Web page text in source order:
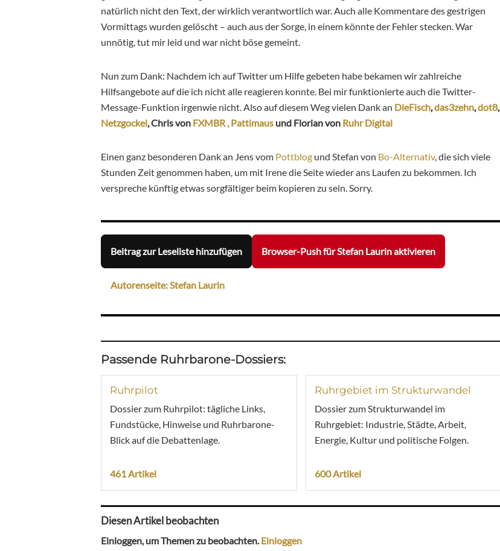
natürlich nicht den Text, der wirklich verantwortlich war. Auch alle Kommentare des gestrigen
Vormittags wurden gelöscht – auch aus der Sorge, in einem könnte der Fehler stecken. War
unnötig, tut mir leid und war nicht böse gemeint.
Nun zum Dank: Nachdem ich auf Twitter um Hilfe gebeten habe bekamen wir zahlreiche
Hilfsangebote auf die ich nicht alle reagieren konnte. Bei mir funktionierte auch die Twitter-
Message-Funktion irgenwie nicht. Also auf diesem Weg vielen Dank an DieFisch,das3zehn,dot8,
Netzgockel, Chris von FXMBR , Pattimaus und Florian von Ruhr Digital
Einen ganz besonderen Dank an Jens vom Pottblog und Stefan von Bo-Alternativ, die sich viele
Stunden Zeit genommen haben, um mit Irene die Seite wieder ans Laufen zu bekommen. Ich
verspreche künftig etwas sorgfältiger beim kopieren zu sein. Sorry.
Beitrag zur Leseliste hinzufügen Browser-Push für Stefan Laurin aktivieren
Autorenseite: Stefan Laurin
Passende Ruhrbarone-Dossiers:
Ruhrpilot
Dossier zum Ruhrpilot: tägliche Links,
Fundstücke, Hinweise und Ruhrbarone-
Blick auf die Debattenlage.
461 Artikel
Ruhrgebiet im Strukturwandel
Dossier zum Strukturwandel im
Ruhrgebiet: Industrie, Städte, Arbeit,
Energie, Kultur und politische Folgen.
600 Artikel
Diesen Artikel beobachten
Einloggen, um Themen zu beobachten.Einloggen